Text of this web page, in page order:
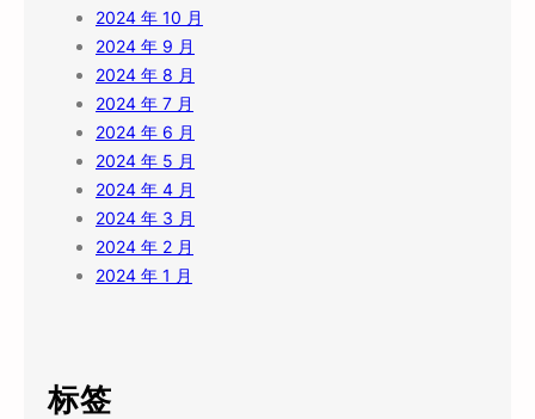
2024 年 10 月
2024 年 9 月
2024 年 8 月
2024 年 7 月
2024 年 6 月
2024 年 5 月
2024 年 4 月
2024 年 3 月
2024 年 2 月
2024 年 1 月
标签